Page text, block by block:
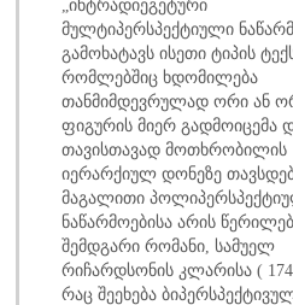
„ინტრადიეგეტური
მულტიპერსპექტიული
გამოხატავს ისეთი ტიპის
რომლებშიც ხდომილება
თანმიმდევრულად ორი ან
ფიგურის მიერ გადმოიცემა
თავისთავად მოთხრობილის
იერარქიულ დონეზე
მაგალითი
ნაწარმოებისა არის
შემდგარი რომანი, სამუელ
რიჩარდსონის კლარისა (
რაც შეეხება